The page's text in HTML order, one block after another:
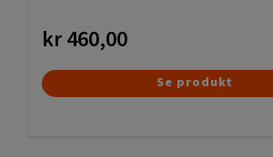
kr460,00
Se produkt